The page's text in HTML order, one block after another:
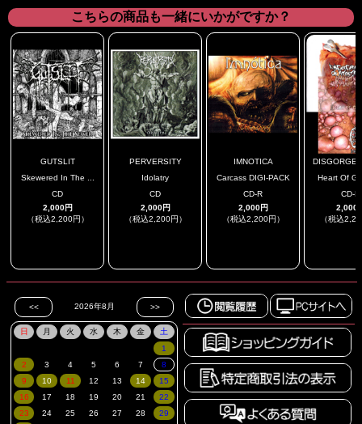
こちらの商品も一緒にいかがですか？
GUTSLIT
Skewered In The ...
CD
2,000円
（税込2,200円）
PERVERSITY
Idolatry
CD
2,000円
（税込2,200円）
IMNOTICA
Carcass DIGI-PACK
CD-R
2,000円
（税込2,200円）
Heart Of
CD-R
2,000
（税込